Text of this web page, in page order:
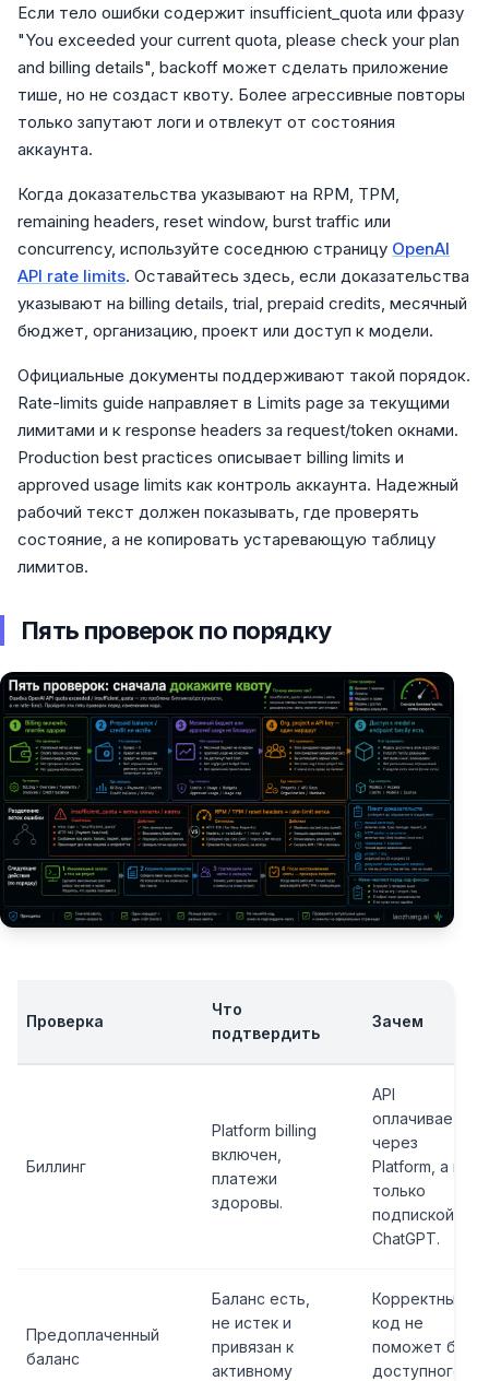
Если тело ошибки содержит insufficient_quota или фразу
"You exceeded your current quota, please check your plan
and billing details", backoff может сделать приложение
тише, но не создаст квоту. Более агрессивные повторы
только запутают логи и отвлекут от состояния
аккаунта.
Когда доказательства указывают на RPM, TPM,
remaining headers, reset window, burst traffic или
concurrency, используйте соседнюю страницу OpenAI
API rate limits. Оставайтесь здесь, если доказательства
указывают на billing details, trial, prepaid credits, месячный
бюджет, организацию, проект или доступ к модели.
Официальные документы поддерживают такой порядок.
Rate-limits guide направляет в Limits page за текущими
лимитами и к response headers за request/token окнами.
Production best practices описывает billing limits и
approved usage limits как контроль аккаунта. Надежный
рабочий текст должен показывать, где проверять
состояние, а не копировать устаревающую таблицу
лимитов.
Пять проверок по порядку
Проверка
Что
подтвердить
Зачем
Биллинг
Platform billing
включен,
платежи
здоровы.
API
оплачивается
через
Platform, а не
только
подпиской
ChatGPT.
Предоплаченный
баланс
Баланс есть,
не истек и
привязан к
активному
Корректный
код не
поможет без
доступного